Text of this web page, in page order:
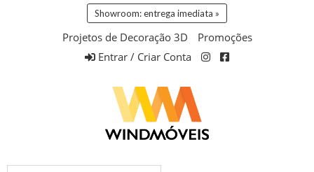
Showroom: entrega imediata »
Projetos de Decoração 3D
Promoções
Entrar / Criar Conta